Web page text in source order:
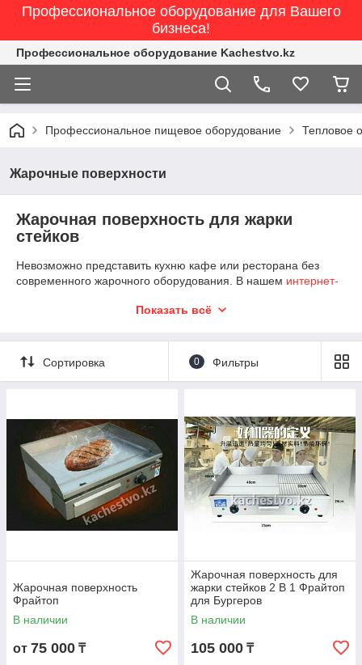
Профессиональное оборудование для Вашего
бизнеса!
Профессиональное оборудование Kachestvo.kz
Профессиональное пищевое оборудование Тепловое
Жарочные поверхности
Жарочная поверхность для жарки
стейков
Невозможно представить кухню кафе или ресторана без
современного жарочного оборудования. В нашем интернет-
качественные жарочные
Это прекрасная альтернатива
сковородам, позволяющим
значительно сэкономить время
поверхности могут использоваться для жарки блинов и
оладьев.
Преимущества жарочной поверхности:
Небольшой расход масла;
Антипригарное покрытие;
Регулируемая температура, позволяющая работать
Нагрев происходит посредством ТЭНа в течение
нескольких минут. Нержавеющая сталь обладает
высокой тепловодностью и может равномерно
прожарить большое количество продуктов за одну
Поверхность имеет функции защиты от перегрева;
Показать всё
Сортировка 0 Фильтры
Жарочная поверхность
Фрайтоп
В наличии
от 75 000 ₸
Жарочная поверхность для
жарки стейков 2 В 1 Фрайтоп
для Бургеров
В наличии
105 000 ₸